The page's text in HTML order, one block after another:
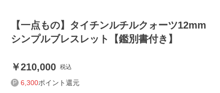
【一点もの】タイチンルチルクォーツ12mm
シンプルブレスレット【鑑別書付き】
210,000 税込
6,300ポイント還元